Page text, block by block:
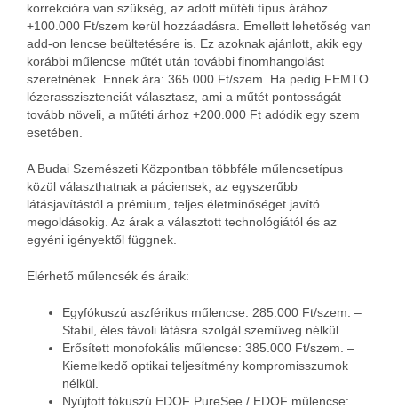
korrekcióra van szükség, az adott műtéti típus árához
+100.000 Ft/szem kerül hozzáadásra. Emellett lehetőség van
add-on lencse beültetésére is. Ez azoknak ajánlott, akik egy
korábbi műlencse műtét után további finomhangolást
szeretnének. Ennek ára: 365.000 Ft/szem. Ha pedig FEMTO
lézerasszisztenciát választasz, ami a műtét pontosságát
tovább növeli, a műtéti árhoz +200.000 Ft adódik egy szem
esetében.
A Budai Szemészeti Központban többféle műlencsetípus
közül választhatnak a páciensek, az egyszerűbb
látásjavítástól a prémium, teljes életminőséget javító
megoldásokig. Az árak a választott technológiától és az
egyéni igényektől függnek.
Elérhető műlencsék és áraik:
Egyfókuszú aszférikus műlencse: 285.000 Ft/szem. –
Stabil, éles távoli látásra szolgál szemüveg nélkül.
Erősített monofokális műlencse: 385.000 Ft/szem. –
Kiemelkedő optikai teljesítmény kompromisszumok
nélkül.
Nyújtott fókuszú EDOF PureSee / EDOF műlencse: